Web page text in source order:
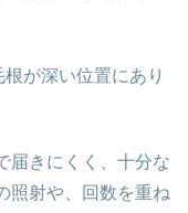
が深い位置にあり
届きにくく、十分な
照射や、回数を重ね